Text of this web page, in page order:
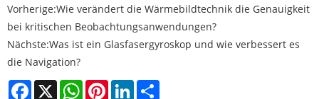
Vorherige:Wie verändert die Wärmebildtechnik die Genauigkeit
bei kritischen Beobachtungsanwendungen?
Nächste:Was ist ein Glasfasergyroskop und wie verbessert es
die Navigation?
Facebook
X WhatsAppPinterestLinkedIn